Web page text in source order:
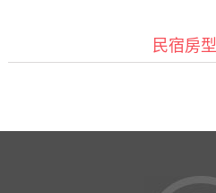
民宿房